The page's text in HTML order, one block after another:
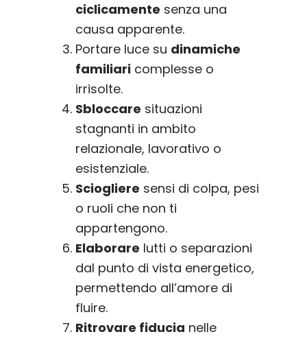
ciclicamente senza una
causa apparente.
Portare luce su dinamiche
familiari complesse o
irrisolte.
Sbloccare situazioni
stagnanti in ambito
relazionale, lavorativo o
esistenziale.
Sciogliere sensi di colpa, pesi
o ruoli che non ti
appartengono.
Elaborare lutti o separazioni
dal punto di vista energetico,
permettendo all’amore di
fluire.
Ritrovare fiducia nelle